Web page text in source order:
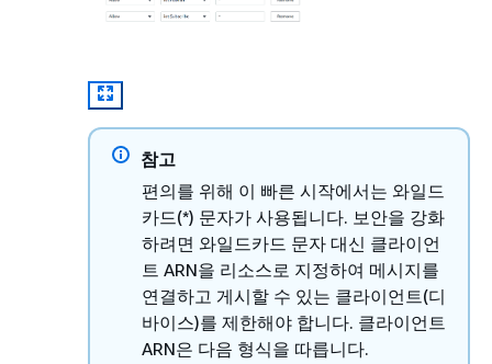
참고
편의를 위해 이 빠른 시작에서는 와일드
카드(*) 문자가 사용됩니다. 보안을 강화
하려면 와일드카드 문자 대신 클라이언
트 ARN을 리소스로 지정하여 메시지를
연결하고 게시할 수 있는 클라이언트(디
바이스)를 제한해야 합니다. 클라이언트
ARN은 다음 형식을 따릅니다.